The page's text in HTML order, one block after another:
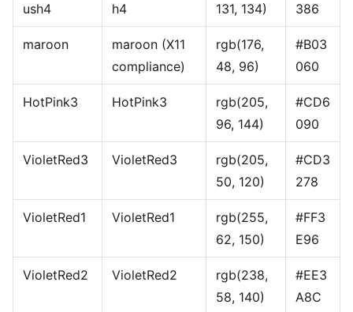
ush4
h4
131, 134)
386
maroon
maroon (X11
compliance)
rgb(176,
48, 96)
#B03
060
HotPink3 HotPink3
rgb(205,
96, 144)
#CD6
090
VioletRed3 VioletRed3
rgb(205,
50, 120)
#CD3
278
VioletRed1 VioletRed1
rgb(255,
62, 150)
#FF3
E96
VioletRed2 VioletRed2
rgb(238,
58, 140)
#EE3
A8C